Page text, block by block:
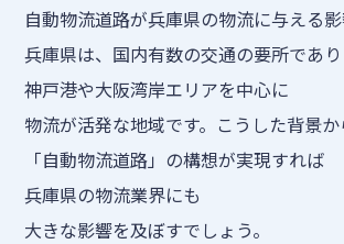
自動物流道路が兵庫県の物流に与える
兵庫県は、国内有数の交通の要所であり
神戸港や大阪湾岸エリアを中心に
物流が活発な地域です。こうした背景か
「自動物流道路」の構想が実現すれば
兵庫県の物流業界にも
大きな影響を及ぼすでしょう。